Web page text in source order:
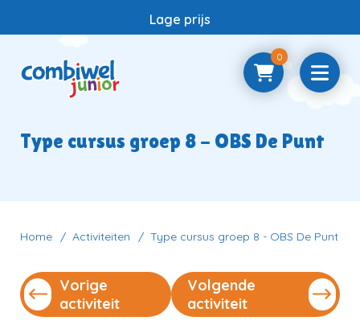
Lage prijs
0
Contact
Type cursus groep 8 - OBS De Punt
Home Activiteiten Type cursus groep 8 - OBS De Punt
Vorige
activiteit
Volgende
activiteit